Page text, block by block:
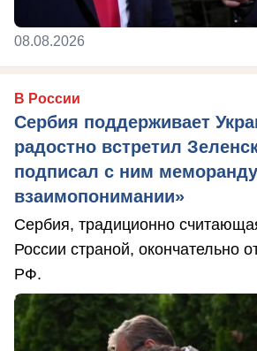
08.08.2026
В России
Сербия поддерживает
радостно встретил
подписал с ним
взаимопонимании»
Сербия, традиционно
России страной, окончательно
РФ.